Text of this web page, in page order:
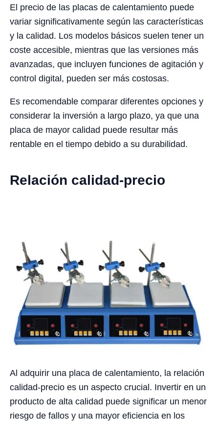
El precio de las placas de calentamiento puede
variar significativamente según las características
y la calidad. Los modelos básicos suelen tener un
coste accesible, mientras que las versiones más
avanzadas, que incluyen funciones de agitación y
control digital, pueden ser más costosas.
Es recomendable comparar diferentes opciones y
considerar la inversión a largo plazo, ya que una
placa de mayor calidad puede resultar más
rentable en el tiempo debido a su durabilidad.
Relación calidad-precio
Al adquirir una placa de calentamiento, la relación
calidad-precio es un aspecto crucial. Invertir en un
producto de alta calidad puede significar un menor
riesgo de fallos y una mayor eficiencia en los